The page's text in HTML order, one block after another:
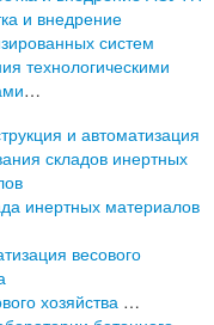
и внедрение
систем
технологическими
…
инертных материалов
хозяйства …